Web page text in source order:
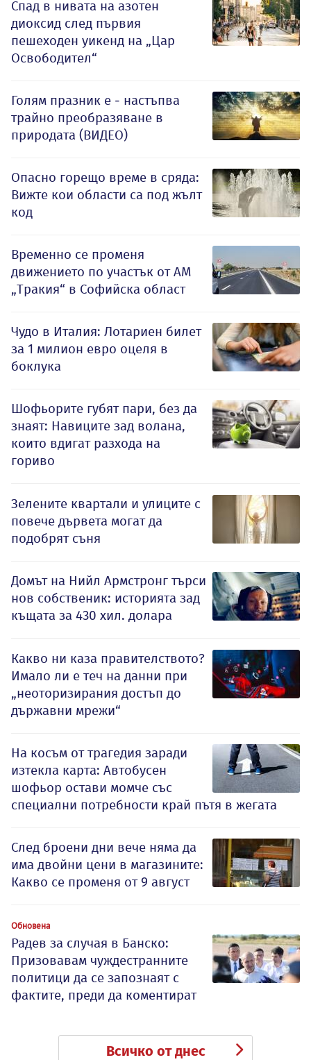
Спад в нивата на азотен
диоксид след първия
пешеходен уикенд на „Цар
Освободител“
Голям празник е - настъпва
трайно преобразяване в
природата (ВИДЕО)
Опасно горещо време в сряда:
Вижте кои области са под жълт
код
Временно се променя
движението по участък от АМ
„Тракия“ в Софийска област
Чудо в Италия: Лотариен билет
за 1 милион евро оцеля в
боклука
Шофьорите губят пари, без да
знаят: Навиците зад волана,
които вдигат разхода на
гориво
Зелените квартали и улиците с
повече дървета могат да
подобрят съня
Домът на Нийл Армстронг търси
нов собственик: историята зад
къщата за 430 хил. долара
Какво ни каза правителството?
Имало ли е теч на данни при
„неоторизирания достъп до
държавни мрежи“
На косъм от трагедия заради
изтекла карта: Автобусен
шофьор остави момче със
специални потребности край пътя в жегата
След броени дни вече няма да
има двойни цени в магазините:
Какво се променя от 9 август
Обновена
Радев за случая в Банско:
Призовавам чуждестранните
политици да се запознаят с
фактите, преди да коментират
Всичко от днес